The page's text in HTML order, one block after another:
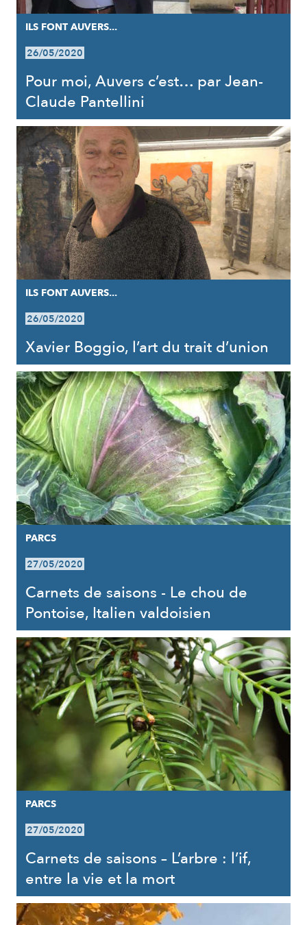
ILS FONT AUVERS...
26/05/2020
Pour moi, Auvers c’est… par Jean-
Claude Pantellini
ILS FONT AUVERS...
26/05/2020
Xavier Boggio, l’art du trait d’union
PARCS
27/05/2020
Carnets de saisons - Le chou de
Pontoise, Italien valdoisien
PARCS
27/05/2020
Carnets de saisons – L’arbre : l’if,
entre la vie et la mort